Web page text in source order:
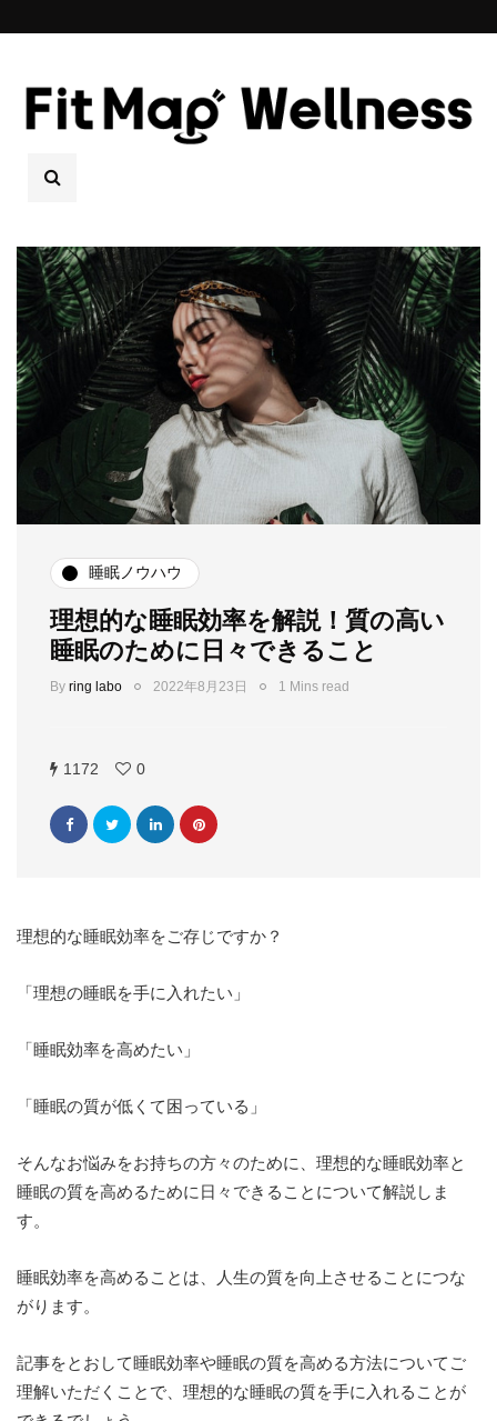
睡眠ノウハウ
理想的な睡眠効率を解説！質の高い
睡眠のために日々できること
By ring labo 2022年8月23日 1 Mins read
1172 0
理想的な睡眠効率をご存じですか？
「理想の睡眠を手に入れたい」
「睡眠効率を高めたい」
「睡眠の質が低くて困っている」
そんなお悩みをお持ちの方々のために、理想的な睡眠効率と
睡眠の質を高めるために日々できることについて解説しま
す。
睡眠効率を高めることは、人生の質を向上させることにつな
がります。
記事をとおして睡眠効率や睡眠の質を高める方法についてご
理解いただくことで、理想的な睡眠の質を手に入れることが